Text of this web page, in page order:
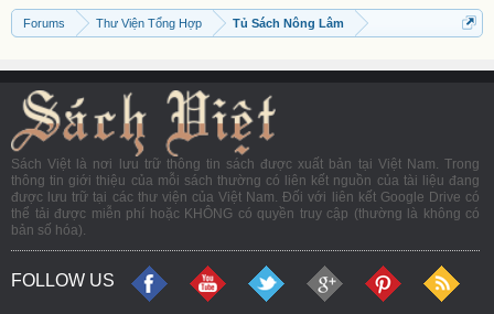
Forums Thư Viện Tổng Hợp Tủ Sách Nông Lâm
Sách Việt là nơi lưu trữ thông tin sách được xuất bản tại Việt Nam. Trong
thông tin giới thiệu của mỗi sách thường có liên kết nguồn của tài liệu đang
được lưu trữ tại các thư viện của Việt Nam. Đối với liên kết Google Drive có
thể tải được miễn phí hoặc KHÔNG có quyền truy cập (thường là không có
bản số hóa).
FOLLOW US